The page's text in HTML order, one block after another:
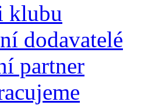
klubu
dodavatelé
partner